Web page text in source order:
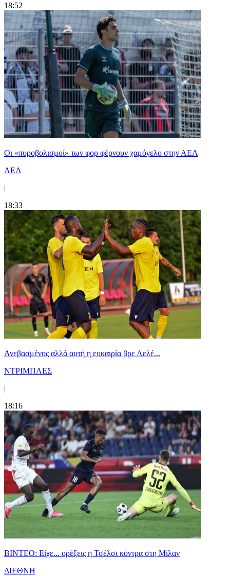
18:52
Οι «πυροβολισμοί» των φορ φέρνουν χαμόγελο στην ΑΕΛ
ΑΕΛ
|
18:33
Ανεβασμένος αλλά αυτή η ευκαιρία βρε Λελέ...
ΝΤΡΙΜΠΛΕΣ
|
18:16
BINTEO: Είχε... ορέξεις η Τσέλσι κόντρα στη Μίλαν
ΔΙΕΘΝΗ